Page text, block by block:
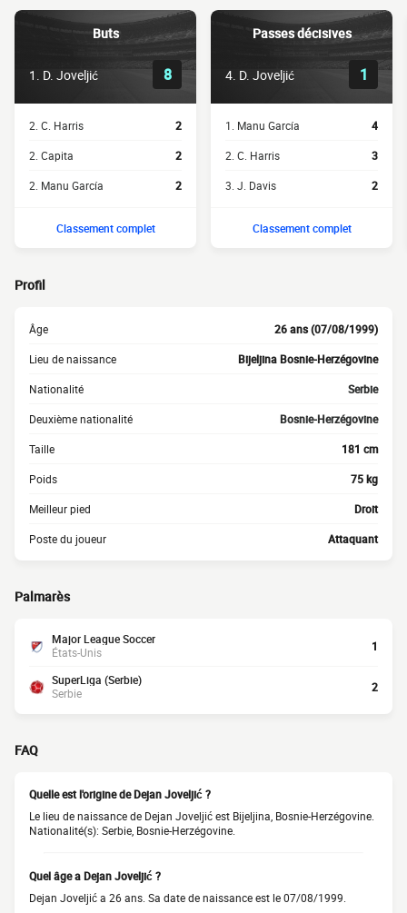
Buts
1. D. Joveljić 8
2. C. Harris 2
2. Capita 2
2. Manu García 2
Classement complet
Passes décisives
4. D. Joveljić 1
1. Manu García 4
2. C. Harris 3
3. J. Davis 2
Classement complet
Profil
Âge 26 ans (07/08/1999)
Lieu de naissance Bijeljina Bosnie-Herzégovine
Nationalité Serbie
Deuxième nationalité Bosnie-Herzégovine
Taille 181 cm
Poids 75 kg
Meilleur pied Droit
Poste du joueur Attaquant
Palmarès
Major League Soccer
États-Unis
1
SuperLiga (Serbie)
Serbie
2
FAQ
Quelle est l'origine de Dejan Joveljić ?
Le lieu de naissance de Dejan Joveljić est Bijeljina, Bosnie-Herzégovine.
Nationalité(s): Serbie, Bosnie-Herzégovine.
Quel âge a Dejan Joveljić ?
Dejan Joveljić a 26 ans. Sa date de naissance est le 07/08/1999.